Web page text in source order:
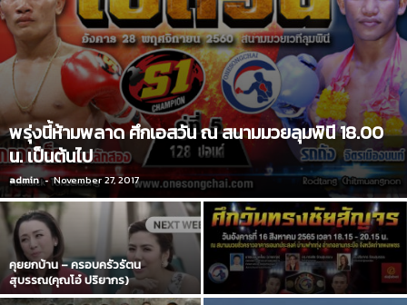
พรุ่งนี้ห้ามพลาด ศึกเอสวัน ณ สนามมวยลุมพินี 18.00
น. เป็นต้นไป
admin - November 27, 2017
คุยยกบ้าน – ครอบครัวรัตน
สุบรรณ(คุณโอ๋ ปริยากร)